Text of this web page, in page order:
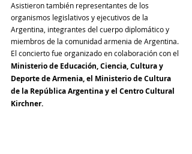
Asistieron también representantes de los
organismos legislativos y ejecutivos de la
Argentina, integrantes del cuerpo diplomático y
miembros de la comunidad armenia de Argentina.
El concierto fue organizado en colaboración con el
Ministerio de Educación, Ciencia, Cultura y
Deporte de Armenia, el Ministerio de Cultura
de la República Argentina y el Centro Cultural
Kirchner.